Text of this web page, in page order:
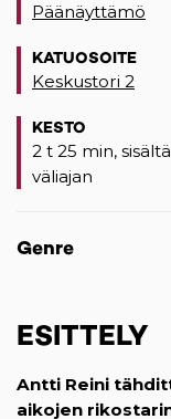
Päänäyttämö
KATUOSOITE
Keskustori 2
KESTO
2 t 25 min,
väliajan
Genre
ESITTELY
Antti Reini
aikojen